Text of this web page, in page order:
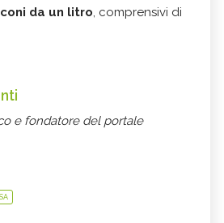
da un litro, comprensivi di
e fondatore del portale